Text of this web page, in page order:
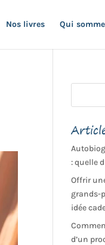
Nos livres Qui
: quelle
Offrir
grands-
idée
d’un